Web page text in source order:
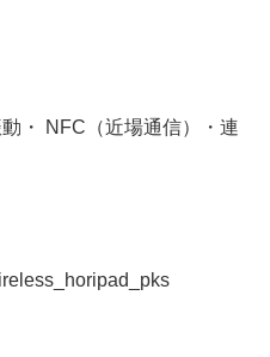
・ NFC（近場通信）・連